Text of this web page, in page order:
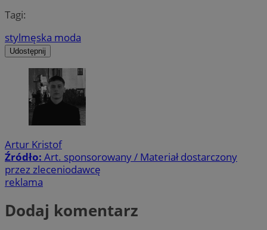
Tagi:
stylmęska moda
Udostępnij
Artur Kristof
Źródło: Art. sponsorowany / Materiał dostarczony
przez zleceniodawcę
reklama
Dodaj komentarz